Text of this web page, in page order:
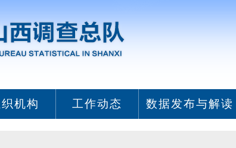
机构 工作动态 数据发布与解读